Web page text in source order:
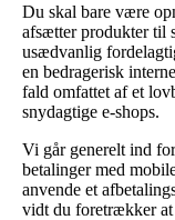
Du skal bare være
afsætter produkter til
usædvanlig
en bedragerisk
fald omfattet af et
snydagtige e-shops.
Vi går generelt ind
betalinger med
anvende et
vidt du foretrækker at